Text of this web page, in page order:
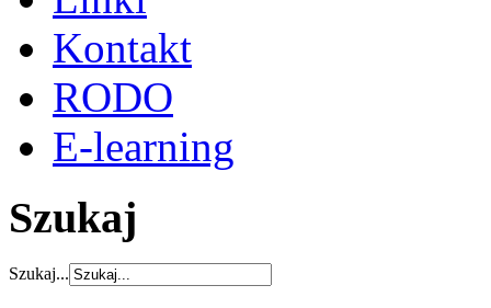
Kontakt
RODO
E-learning
Szukaj
Szukaj...